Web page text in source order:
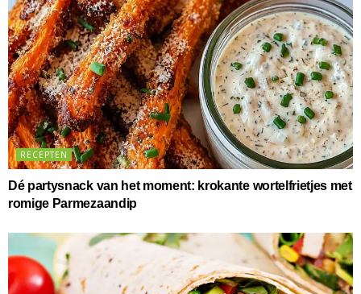
RECEPTEN
Dé partysnack van het moment: krokante wortelfrietjes met
romige Parmezaandip